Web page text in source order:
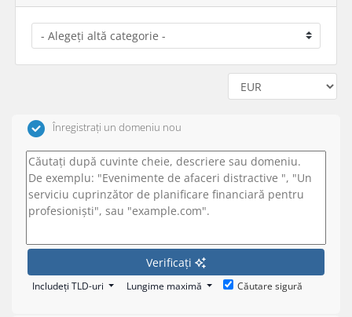
Înregistrați un domeniu nou
Verificați
Includeți TLD-uri Lungime maximă Căutare sigură